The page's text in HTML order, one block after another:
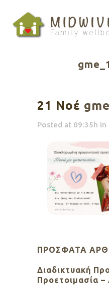
21 Νοέ
Posted at 09:35h in
ΠΡΌΣΦΑΤΑ
Διαδικτυακή
Προετοιμασία